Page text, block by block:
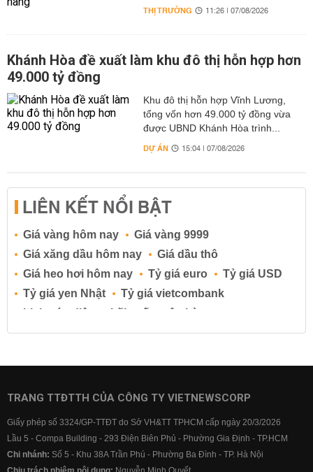
THỊ TRƯỜNG 11:26 | 07/08/2026
Khánh Hòa đề xuất làm khu đô thị hỗn hợp hơn
49.000 tỷ đồng
Khu đô thị hỗn hợp Vĩnh Lương,
tổng vốn hơn 49.000 tỷ đồng vừa
được UBND Khánh Hòa trình...
DỰ ÁN 15:04 | 07/08/2026
LIÊN KẾT NỔI BẬT
Giá vàng hôm nay
Giá vàng 9999
Giá xăng dầu hôm nay
Giá dầu thô
Giá heo hơi hôm nay
Tỷ giá euro
Tỷ giá USD
Tỷ giá yen Nhật
Tỷ giá vietcombank
Lịch cúp điện
Lãi suất ngân hàng
Lãi suất tiết kiệm
Lãi suất tiền gửi
Lãi suất ngân hàng BIDV
Lãi suất ngân hàng Vietcombank
TRANG TTĐTTH CỦA CÔNG TY VIETNEWSCORP
Giấy phép số 3324/GP-TTĐT do Sở VH&TT TPHCM cấp ngày 20/3/2026
Lầu 5 - Compa Building - 293 Điện Biên Phủ - Phường Gia Định - TP.HCM
Chi nhánh: Số 5 - Khu 38A Trần Phú - Phường Ba Đình - TP. Hà Nội